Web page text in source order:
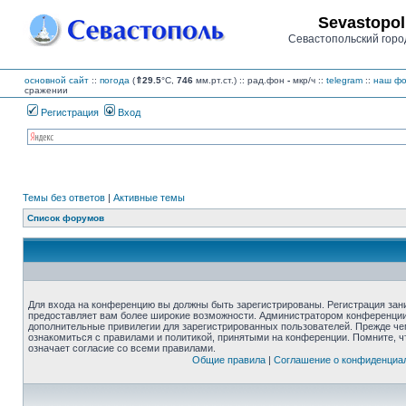
Севастопольский
основной сайт :: погода (⇑29.5°C, 746 мм.рт.ст.) :: рад.фон - мкр/ч :: telegram :: наш
сражении
Регистрация Вход
Темы без ответов | Активные темы
Список форумов
Для входа на конференцию вы должны быть зарегистрированы. Регистрация
предоставляет вам более широкие возможности. Администратором
дополнительные привилегии для зарегистрированных пользователей. Прежде
ознакомиться с правилами и политикой, принятыми на конференции. Помните,
означает согласие со всеми правилами.
Общие правила| Соглашение о